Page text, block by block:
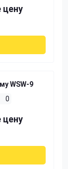
цену
WSW-9
0
цену